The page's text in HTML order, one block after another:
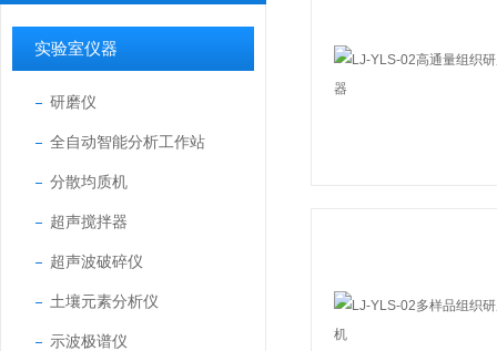
实验室仪器
研磨仪
全自动智能分析工作站
分散均质机
超声搅拌器
超声波破碎仪
土壤元素分析仪
示波极谱仪